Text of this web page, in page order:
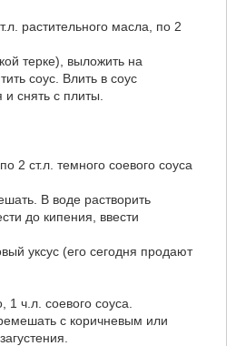
растительного масла, по 2
терке), выложить на
соус. Влить в соус
снять с плиты.
2 ст.л. темного соевого соуса
В воде растворить
до кипения, ввести
уксус (его сегодня продают
1 ч.л. соевого соуса.
с коричневым или